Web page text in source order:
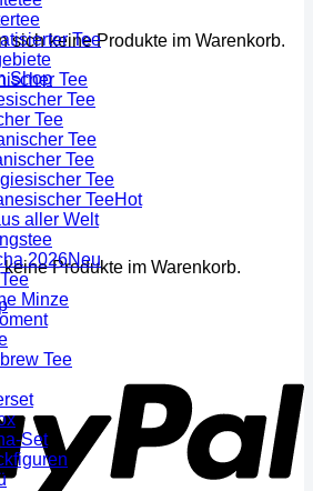
sich keine Produkte im Warenkorb.
Shop
Produkte im Warenkorb.
Tee
Tee
Tee
Tee
Tee
Tee
Tee
Tee
aller Welt
2026
Minze
Tee
Set